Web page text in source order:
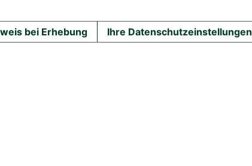
bei Erhebung Ihre Datenschutzeinstellungen